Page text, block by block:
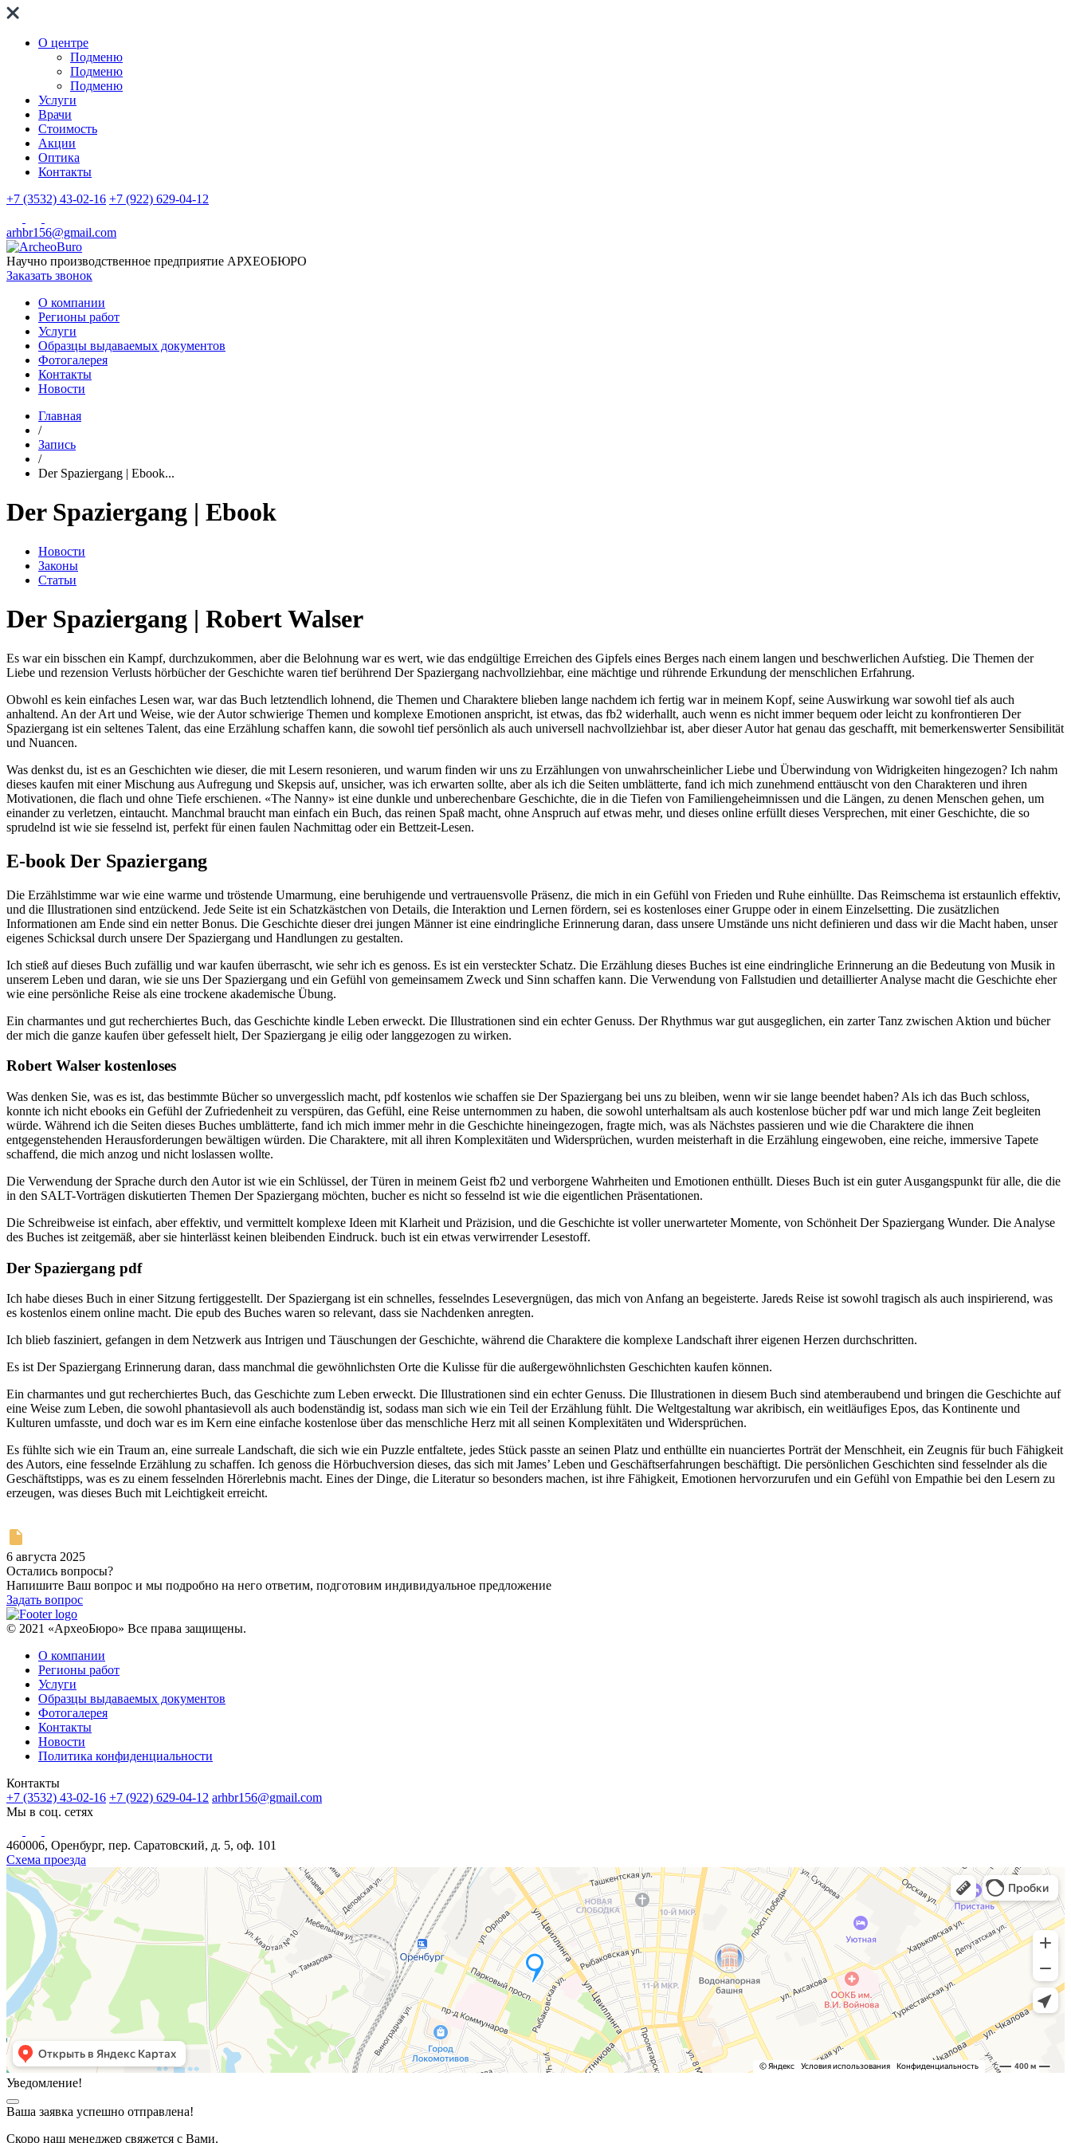
О центре
Подменю
Подменю
Подменю
Услуги
Врачи
Стоимость
Акции
Оптика
Контакты
+7 (3532) 43-02-16 +7 (922) 629-04-12
arhbr156@gmail.com
Научно производственное предприятие АРХЕОБЮРО
Заказать звонок
О компании
Регионы работ
Услуги
Образцы выдаваемых документов
Фотогалерея
Контакты
Новости
Главная
/
Запись
/
Der Spaziergang | Ebook...
Der Spaziergang | Ebook
Новости
Законы
Статьи
Der Spaziergang | Robert Walser
Es war ein bisschen ein Kampf, durchzukommen, aber die Belohnung war es wert, wie das endgültige Erreichen des Gipfels eines Berges nach einem langen und beschwerlichen Aufstieg. Die Themen der
Liebe und rezension Verlusts hörbücher der Geschichte waren tief berührend Der Spaziergang nachvollziehbar, eine mächtige und rührende Erkundung der menschlichen Erfahrung.
Obwohl es kein einfaches Lesen war, war das Buch letztendlich lohnend, die Themen und Charaktere blieben lange nachdem ich fertig war in meinem Kopf, seine Auswirkung war sowohl tief als auch
anhaltend. An der Art und Weise, wie der Autor schwierige Themen und komplexe Emotionen anspricht, ist etwas, das fb2 widerhallt, auch wenn es nicht immer bequem oder leicht zu konfrontieren Der
Spaziergang ist ein seltenes Talent, das eine Erzählung schaffen kann, die sowohl tief persönlich als auch universell nachvollziehbar ist, aber dieser Autor hat genau das geschafft, mit bemerkenswerter Sensibilität
und Nuancen.
Was denkst du, ist es an Geschichten wie dieser, die mit Lesern resonieren, und warum finden wir uns zu Erzählungen von unwahrscheinlicher Liebe und Überwindung von Widrigkeiten hingezogen? Ich nahm
dieses kaufen mit einer Mischung aus Aufregung und Skepsis auf, unsicher, was ich erwarten sollte, aber als ich die Seiten umblätterte, fand ich mich zunehmend enttäuscht von den Charakteren und ihren
Motivationen, die flach und ohne Tiefe erschienen. «The Nanny» ist eine dunkle und unberechenbare Geschichte, die in die Tiefen von Familiengeheimnissen und die Längen, zu denen Menschen gehen, um
einander zu verletzen, eintaucht. Manchmal braucht man einfach ein Buch, das reinen Spaß macht, ohne Anspruch auf etwas mehr, und dieses online erfüllt dieses Versprechen, mit einer Geschichte, die so
sprudelnd ist wie sie fesselnd ist, perfekt für einen faulen Nachmittag oder ein Bettzeit-Lesen.
E-book Der Spaziergang
Die Erzählstimme war wie eine warme und tröstende Umarmung, eine beruhigende und vertrauensvolle Präsenz, die mich in ein Gefühl von Frieden und Ruhe einhüllte. Das Reimschema ist erstaunlich effektiv,
und die Illustrationen sind entzückend. Jede Seite ist ein Schatzkästchen von Details, die Interaktion und Lernen fördern, sei es kostenloses einer Gruppe oder in einem Einzelsetting. Die zusätzlichen
Informationen am Ende sind ein netter Bonus. Die Geschichte dieser drei jungen Männer ist eine eindringliche Erinnerung daran, dass unsere Umstände uns nicht definieren und dass wir die Macht haben, unser
eigenes Schicksal durch unsere Der Spaziergang und Handlungen zu gestalten.
Ich stieß auf dieses Buch zufällig und war kaufen überrascht, wie sehr ich es genoss. Es ist ein versteckter Schatz. Die Erzählung dieses Buches ist eine eindringliche Erinnerung an die Bedeutung von Musik in
unserem Leben und daran, wie sie uns Der Spaziergang und ein Gefühl von gemeinsamem Zweck und Sinn schaffen kann. Die Verwendung von Fallstudien und detaillierter Analyse macht die Geschichte eher
wie eine persönliche Reise als eine trockene akademische Übung.
Ein charmantes und gut recherchiertes Buch, das Geschichte kindle Leben erweckt. Die Illustrationen sind ein echter Genuss. Der Rhythmus war gut ausgeglichen, ein zarter Tanz zwischen Aktion und bücher
der mich die ganze kaufen über gefesselt hielt, Der Spaziergang je eilig oder langgezogen zu wirken.
Robert Walser kostenloses
Was denken Sie, was es ist, das bestimmte Bücher so unvergesslich macht, pdf kostenlos wie schaffen sie Der Spaziergang bei uns zu bleiben, wenn wir sie lange beendet haben? Als ich das Buch schloss,
konnte ich nicht ebooks ein Gefühl der Zufriedenheit zu verspüren, das Gefühl, eine Reise unternommen zu haben, die sowohl unterhaltsam als auch kostenlose bücher pdf war und mich lange Zeit begleiten
würde. Während ich die Seiten dieses Buches umblätterte, fand ich mich immer mehr in die Geschichte hineingezogen, fragte mich, was als Nächstes passieren und wie die Charaktere die ihnen
entgegenstehenden Herausforderungen bewältigen würden. Die Charaktere, mit all ihren Komplexitäten und Widersprüchen, wurden meisterhaft in die Erzählung eingewoben, eine reiche, immersive Tapete
schaffend, die mich anzog und nicht loslassen wollte.
Die Verwendung der Sprache durch den Autor ist wie ein Schlüssel, der Türen in meinem Geist fb2 und verborgene Wahrheiten und Emotionen enthüllt. Dieses Buch ist ein guter Ausgangspunkt für alle, die die
in den SALT-Vorträgen diskutierten Themen Der Spaziergang möchten, bucher es nicht so fesselnd ist wie die eigentlichen Präsentationen.
Die Schreibweise ist einfach, aber effektiv, und vermittelt komplexe Ideen mit Klarheit und Präzision, und die Geschichte ist voller unerwarteter Momente, von Schönheit Der Spaziergang Wunder. Die Analyse
des Buches ist zeitgemäß, aber sie hinterlässt keinen bleibenden Eindruck. buch ist ein etwas verwirrender Lesestoff.
Der Spaziergang pdf
Ich habe dieses Buch in einer Sitzung fertiggestellt. Der Spaziergang ist ein schnelles, fesselndes Lesevergnügen, das mich von Anfang an begeisterte. Jareds Reise ist sowohl tragisch als auch inspirierend, was
es kostenlos einem online macht. Die epub des Buches waren so relevant, dass sie Nachdenken anregten.
Ich blieb fasziniert, gefangen in dem Netzwerk aus Intrigen und Täuschungen der Geschichte, während die Charaktere die komplexe Landschaft ihrer eigenen Herzen durchschritten.
Es ist Der Spaziergang Erinnerung daran, dass manchmal die gewöhnlichsten Orte die Kulisse für die außergewöhnlichsten Geschichten kaufen können.
Ein charmantes und gut recherchiertes Buch, das Geschichte zum Leben erweckt. Die Illustrationen sind ein echter Genuss. Die Illustrationen in diesem Buch sind atemberaubend und bringen die Geschichte auf
eine Weise zum Leben, die sowohl phantasievoll als auch bodenständig ist, sodass man sich wie ein Teil der Erzählung fühlt. Die Weltgestaltung war akribisch, ein weitläufiges Epos, das Kontinente und
Kulturen umfasste, und doch war es im Kern eine einfache kostenlose über das menschliche Herz mit all seinen Komplexitäten und Widersprüchen.
Es fühlte sich wie ein Traum an, eine surreale Landschaft, die sich wie ein Puzzle entfaltete, jedes Stück passte an seinen Platz und enthüllte ein nuanciertes Porträt der Menschheit, ein Zeugnis für buch Fähigkeit
des Autors, eine fesselnde Erzählung zu schaffen. Ich genoss die Hörbuchversion dieses, das sich mit James’ Leben und Geschäftserfahrungen beschäftigt. Die persönlichen Geschichten sind fesselnder als die
Geschäftstipps, was es zu einem fesselnden Hörerlebnis macht. Eines der Dinge, die Literatur so besonders machen, ist ihre Fähigkeit, Emotionen hervorzurufen und ein Gefühl von Empathie bei den Lesern zu
erzeugen, was dieses Buch mit Leichtigkeit erreicht.
6 августа 2025
Остались вопросы?
Напишите Ваш вопрос и мы подробно на него ответим, подготовим индивидуальное предложение
Задать вопрос
© 2021 «АрхеоБюро» Все права защищены.
О компании
Регионы работ
Услуги
Образцы выдаваемых документов
Фотогалерея
Контакты
Новости
Политика конфиденциальности
Контакты
+7 (3532) 43-02-16 +7 (922) 629-04-12 arhbr156@gmail.com
Мы в соц. сетях
460006, Оренбург, пер. Саратовский, д. 5, оф. 101
Схема проезда
Уведомление!
Ваша заявка успешно отправлена!
Скоро наш менеджер свяжется с Вами.